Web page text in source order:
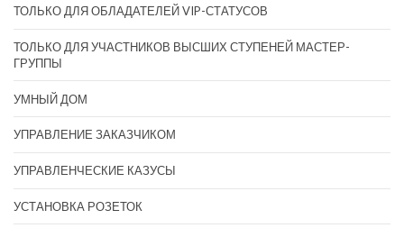
ТОЛЬКО ДЛЯ ОБЛАДАТЕЛЕЙ VIP-СТАТУСОВ
ТОЛЬКО ДЛЯ УЧАСТНИКОВ ВЫСШИХ СТУПЕНЕЙ МАСТЕР-
ГРУППЫ
УМНЫЙ ДОМ
УПРАВЛЕНИЕ ЗАКАЗЧИКОМ
УПРАВЛЕНЧЕСКИЕ КАЗУСЫ
УСТАНОВКА РОЗЕТОК